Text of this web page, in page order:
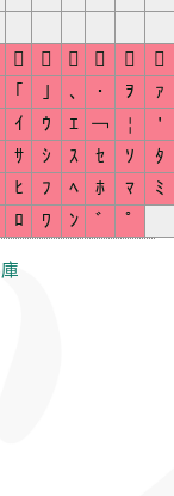
    

｢ ｣ ､ ･ ｦ
ｧ
ｲ ｳ ｴ ￢ ￤
＇
ｻ ｼ ｽ ｾ ｿ
ﾀ
ﾋ ﾌ ﾍ ﾎ ﾏ
ﾐ
ﾛ ﾜ ﾝ ﾞ ﾟ